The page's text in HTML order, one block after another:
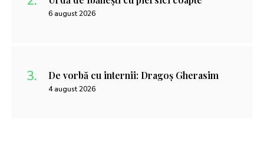
6 august 2026
De vorbă cu internii: Dragoș Gherasim
4 august 2026